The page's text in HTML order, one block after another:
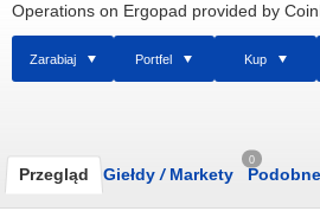
Operations on Ergopad provided by
Zarabiaj Portfel Kup
Przegląd Giełdy /Markety
0